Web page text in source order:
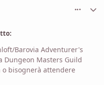
Barovia Adventurer's
Dungeon Masters Guild
bisognerà attendere